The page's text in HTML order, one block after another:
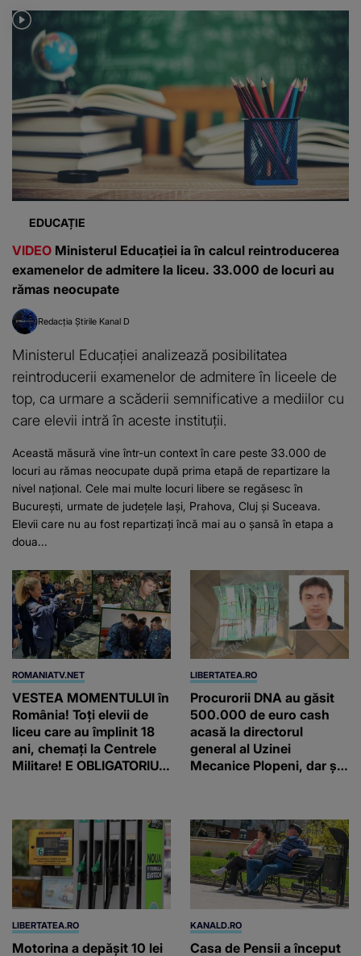
EDUCAȚIE
VIDEO Ministerul Educației ia în calcul reintroducerea
examenelor de admitere la liceu. 33.000 de locuri au
rămas neocupate
Redacția Știrile Kanal D
Ministerul Educației analizează posibilitatea
reintroducerii examenelor de admitere în liceele de
top, ca urmare a scăderii semnificative a mediilor cu
care elevii intră în aceste instituții.
Această măsură vine într-un context în care peste 33.000 de
locuri au rămas neocupate după prima etapă de repartizare la
nivel național. Cele mai multe locuri libere se regăsesc în
București, urmate de județele Iași, Prahova, Cluj și Suceava.
Elevii care nu au fost repartizați încă mai au o șansă în etapa a
doua...
ROMANIATV.NET
VESTEA MOMENTULUI în
România! Toți elevii de
liceu care au împlinit 18
ani, chemați la Centrele
Militare! E OBLIGATORIU.
LIBERTATEA.RO
Procurorii DNA au găsit
500.000 de euro cash
acasă la directorul
general al Uzinei
Mecanice Plopeni, dar și
LIBERTATEA.RO
Motorina a depășit 10 lei
KANALD.RO
Casa de Pensii a început